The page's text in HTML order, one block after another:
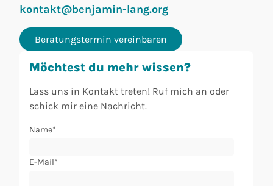
kontakt@benjamin-lang.org
Beratungstermin vereinbaren
Möchtest du mehr wissen?
Lass uns in Kontakt treten! Ruf mich an oder
schick mir eine Nachricht.
Name*
E-Mail*